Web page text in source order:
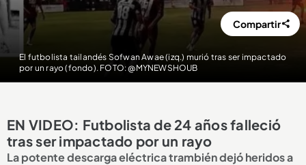
El futbolista tailandés Sofwan Awae (izq.) murió tras ser impactado
por un rayo (fondo). FOTO: @MYNEWSHOUB
Compartir
EN VIDEO: Futbolista de 24 años falleció
tras ser impactado por un rayo
La potente descarga eléctrica trambién dejó heridos a